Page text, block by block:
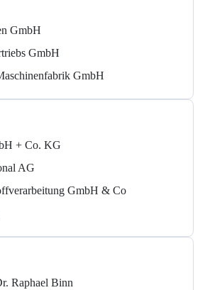
GmbH
GmbH
GmbH
+ Co. KG
AG
GmbH & Co
Raphael Binn